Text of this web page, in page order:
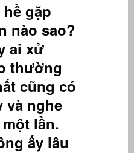
gặp
nào sao?
ai xử
thường
cũng có
và nghe
lần.
ấy lâu